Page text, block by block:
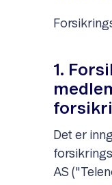
1.
Det er
AS